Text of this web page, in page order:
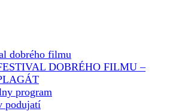
dobrého filmu
DOBRÉHO FILMU –
program
podujatí